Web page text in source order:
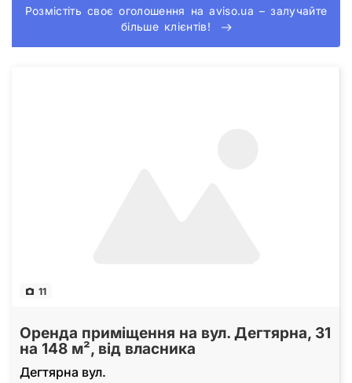
Розмістіть своє оголошення на aviso.ua – залучайте
більше клієнтів!
11
Оренда приміщення на вул. Дегтярна, 31
на 148 м², від власника
Дегтярна вул.